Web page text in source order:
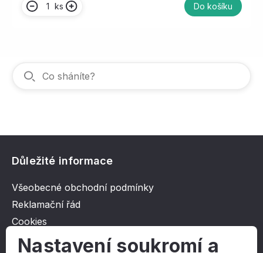
ks Do košíku
Důležité informace
Všeobecné obchodní podmínky
Reklamační řád
Cookies
Ochrana osobních údajů
Nastavení soukromí a